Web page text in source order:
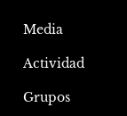
Media
Actividad
Grupos